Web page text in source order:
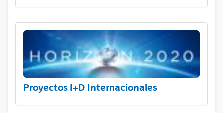
Proyectos I+D Internacionales